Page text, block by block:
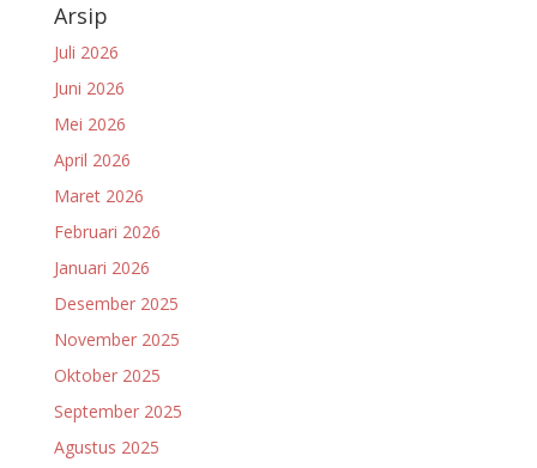
Arsip
Juli 2026
Juni 2026
Mei 2026
April 2026
Maret 2026
Februari 2026
Januari 2026
Desember 2025
November 2025
Oktober 2025
September 2025
Agustus 2025